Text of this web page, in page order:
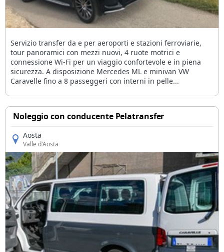
Servizio transfer da e per aeroporti e stazioni ferroviarie,
tour panoramici con mezzi nuovi, 4 ruote motrici e
connessione Wi-Fi per un viaggio confortevole e in piena
sicurezza. A disposizione Mercedes ML e minivan VW
Caravelle fino a 8 passeggeri con interni in pelle...
Noleggio con conducente Pelatransfer
Aosta
Valle d'Aosta